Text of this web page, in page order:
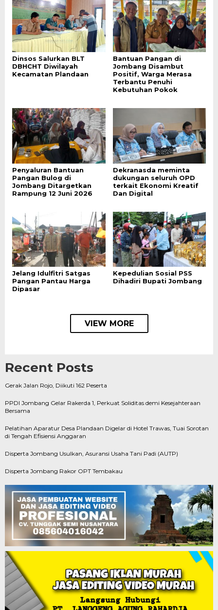
Dinsos Salurkan BLT
DBHCHT Diwilayah
Kecamatan Plandaan
Bantuan Pangan di
Jombang Disambut
Positif, Warga Merasa
Terbantu Penuhi
Kebutuhan Pokok
Penyaluran Bantuan
Pangan Bulog di
Jombang Ditargetkan
Rampung 12 Juni 2026
Dekranasda meminta
dukungan seluruh OPD
terkait Ekonomi Kreatif
Dan Digital
Jelang Idulfitri Satgas
Pangan Pantau Harga
Dipasar
Kepedulian Sosial PSS
Dihadiri Bupati Jombang
VIEW MORE
Recent Posts
Gerak Jalan Rojo, Diikuti 162 Peserta
PPDI Jombang Gelar Rakerda 1, Perkuat Soliditas demi Kesejahteraan
Bersama
Pelatihan Aparatur Desa Plandaan Digelar di Hotel Trawas, Tuai Sorotan
di Tengah Efisiensi Anggaran
Disperta Jombang Usulkan, Asuransi Usaha Tani Padi (AUTP)
Disperta Jombang Rakor OPT Tembakau